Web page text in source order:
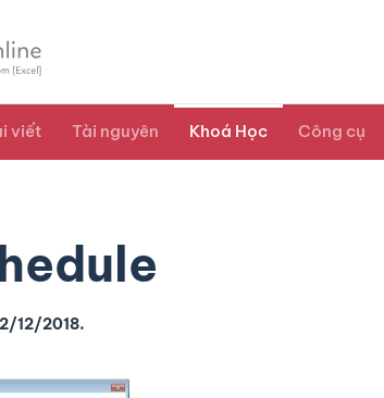
viết Tài nguyên Khoá Học Công cụ
12/2018.